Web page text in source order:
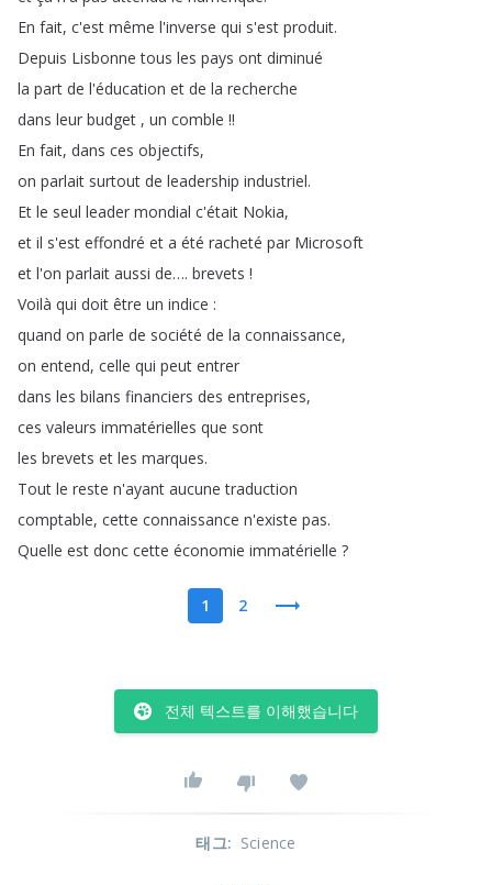
En fait, c'est même l'inverse qui s'est produit.
Depuis Lisbonne tous les pays ont diminué
la part de l'éducation et de la recherche
dans leur budget , un comble !!
En fait, dans ces objectifs,
on parlait surtout de leadership industriel.
Et le seul leader mondial c'était Nokia,
et il s'est effondré et a été racheté par Microsoft
et l'on parlait aussi de…. brevets !
Voilà qui doit être un indice :
quand on parle de société de la connaissance,
on entend, celle qui peut entrer
dans les bilans financiers des entreprises,
ces valeurs immatérielles que sont
les brevets et les marques.
Tout le reste n'ayant aucune traduction
comptable, cette connaissance n'existe pas.
Quelle est donc cette économie immatérielle ?
1 2
전체 텍스트를 이해했습니다
태그: Science